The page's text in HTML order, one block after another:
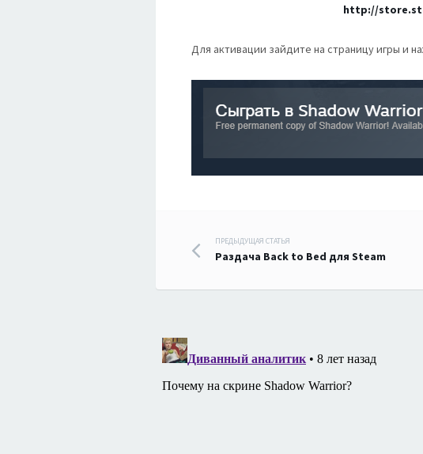
http://
Для активации зайдите на страницу игры и
Навигация
по
ПРЕДЫДУЩАЯ СТАТЬЯ
Раздача Back to Bed для Steam